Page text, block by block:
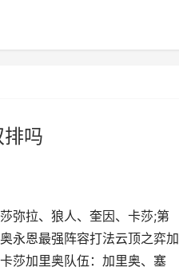
吗
弥拉、狼人、奎因、卡莎;第
永恩最强阵容打法云顶之弈加
莎加里奥队伍：加里奥、塞